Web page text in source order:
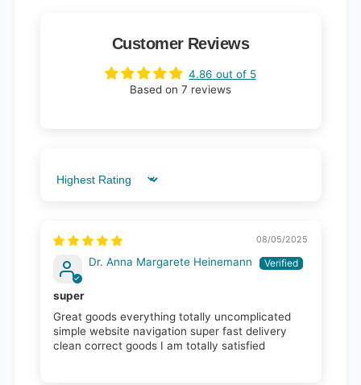
Customer Reviews
4.86 out of 5
Based on 7 reviews
Sort by
08/05/2025
Dr. Anna Margarete Heinemann
super
Great goods everything totally uncomplicated
simple website navigation super fast delivery
clean correct goods I am totally satisfied